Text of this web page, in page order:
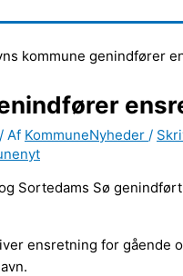
kommune genindfører
/ Af KommuneNyheder /
Sortedams Sø
ensretning for gående